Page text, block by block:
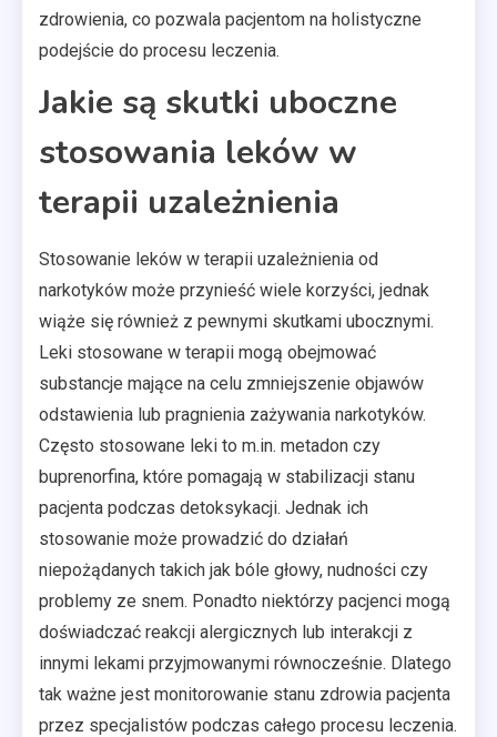
zdrowienia, co pozwala pacjentom na holistyczne
podejście do procesu leczenia.
Jakie są skutki uboczne
stosowania leków w
terapii uzależnienia
Stosowanie leków w terapii uzależnienia od
narkotyków może przynieść wiele korzyści, jednak
wiąże się również z pewnymi skutkami ubocznymi.
Leki stosowane w terapii mogą obejmować
substancje mające na celu zmniejszenie objawów
odstawienia lub pragnienia zażywania narkotyków.
Często stosowane leki to m.in. metadon czy
buprenorfina, które pomagają w stabilizacji stanu
pacjenta podczas detoksykacji. Jednak ich
stosowanie może prowadzić do działań
niepożądanych takich jak bóle głowy, nudności czy
problemy ze snem. Ponadto niektórzy pacjenci mogą
doświadczać reakcji alergicznych lub interakcji z
innymi lekami przyjmowanymi równocześnie. Dlatego
tak ważne jest monitorowanie stanu zdrowia pacjenta
przez specjalistów podczas całego procesu leczenia.